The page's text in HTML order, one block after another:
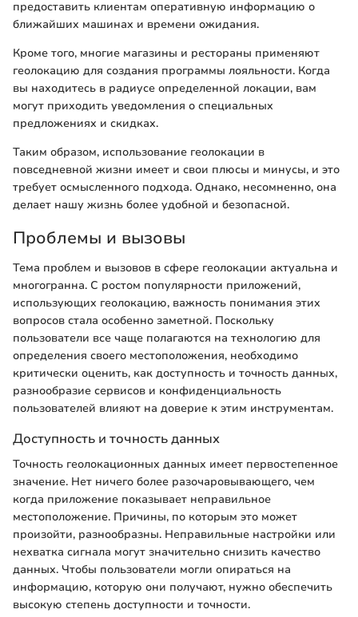
предоставить клиентам оперативную информацию о
ближайших машинах и времени ожидания.
Кроме того, многие магазины и рестораны применяют
геолокацию для создания программы лояльности. Когда
вы находитесь в радиусе определенной локации, вам
могут приходить уведомления о специальных
предложениях и скидках.
Таким образом, использование геолокации в
повседневной жизни имеет и свои плюсы и минусы, и это
требует осмысленного подхода. Однако, несомненно, она
делает нашу жизнь более удобной и безопасной.
Проблемы и вызовы
Тема проблем и вызовов в сфере геолокации актуальна и
многогранна. С ростом популярности приложений,
использующих геолокацию, важность понимания этих
вопросов стала особенно заметной. Поскольку
пользователи все чаще полагаются на технологию для
определения своего местоположения, необходимо
критически оценить, как доступность и точность данных,
разнообразие сервисов и конфиденциальность
пользователей влияют на доверие к этим инструментам.
Доступность и точность данных
Точность геолокационных данных имеет первостепенное
значение. Нет ничего более разочаровывающего, чем
когда приложение показывает неправильное
местоположение. Причины, по которым это может
произойти, разнообразны. Неправильные настройки или
нехватка сигнала могут значительно снизить качество
данных. Чтобы пользователи могли опираться на
информацию, которую они получают, нужно обеспечить
высокую степень доступности и точности.